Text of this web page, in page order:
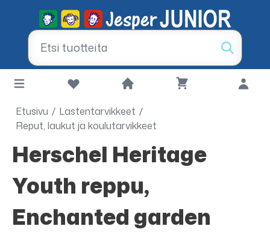
Etusivu / Lastentarvikkeet /
Reput, laukut ja koulutarvikkeet
Herschel Heritage
Youth reppu,
Enchanted garden